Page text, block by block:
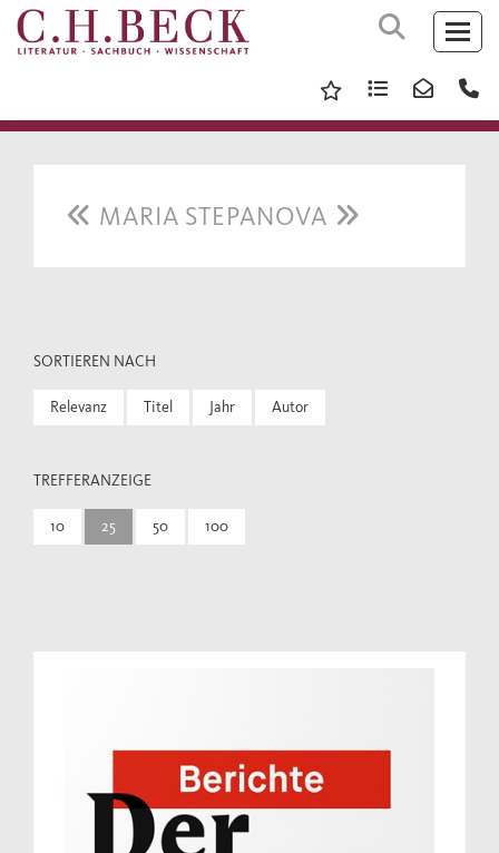
MARIA STEPANOVA
SORTIEREN NACH
Relevanz Titel Jahr Autor
TREFFERANZEIGE
10 25 50 100